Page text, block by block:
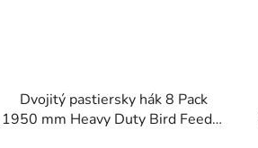
Dvojitý pastiersky hák 8 Pack
1950 mm Heavy Duty Bird Feeder